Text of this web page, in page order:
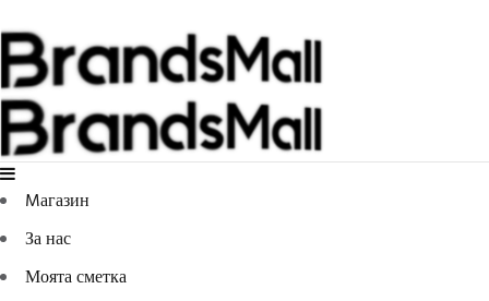
Mагазин
За нас
Моята сметка